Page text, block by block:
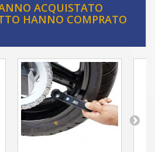
ACQUISTATO
HANNO COMPRATO